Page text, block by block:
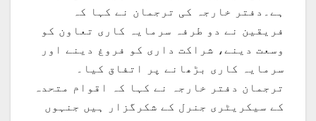
ہے۔دفتر خارجہ کی ترجمان نے کہا کہ
فریقین نے دو طرفہ سرمایہ کاری تعاون کو
وسعت دینے، شراکت داری کو فروغ دینے اور
سرمایہ کاری بڑھانے پر اتفاق کیا۔
ترجمان دفتر خارجہ نے کہا کہ اقوام متحدہ
کے سیکریٹری جنرل کے شکرگزار ہیں جنہوں